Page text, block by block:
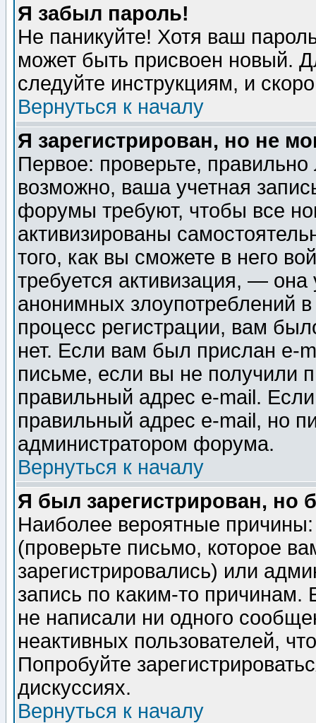
Я забыл пароль!
Не паникуйте! Хотя ваш
может быть присвоен новый.
следуйте инструкциям, и
Вернуться к началу
Я зарегистрирован, но не
Первое: проверьте,
возможно, ваша учетная
форумы требуют, чтобы все
активизированы
того, как вы сможете в него
требуется активизация, —
анонимных злоупотреблений
процесс регистрации, вам
нет. Если вам был прислан e-
письме, если вы не получили
правильный адрес e-mail.
правильный адрес e-mail, но
администратором форума.
Вернуться к началу
Я был зарегистрирован, но
Наиболее вероятные
(проверьте письмо, которое
зарегистрировались) или
запись по каким-то
не написали ни одного
неактивных пользователей,
Попробуйте
дискуссиях.
Вернуться к началу